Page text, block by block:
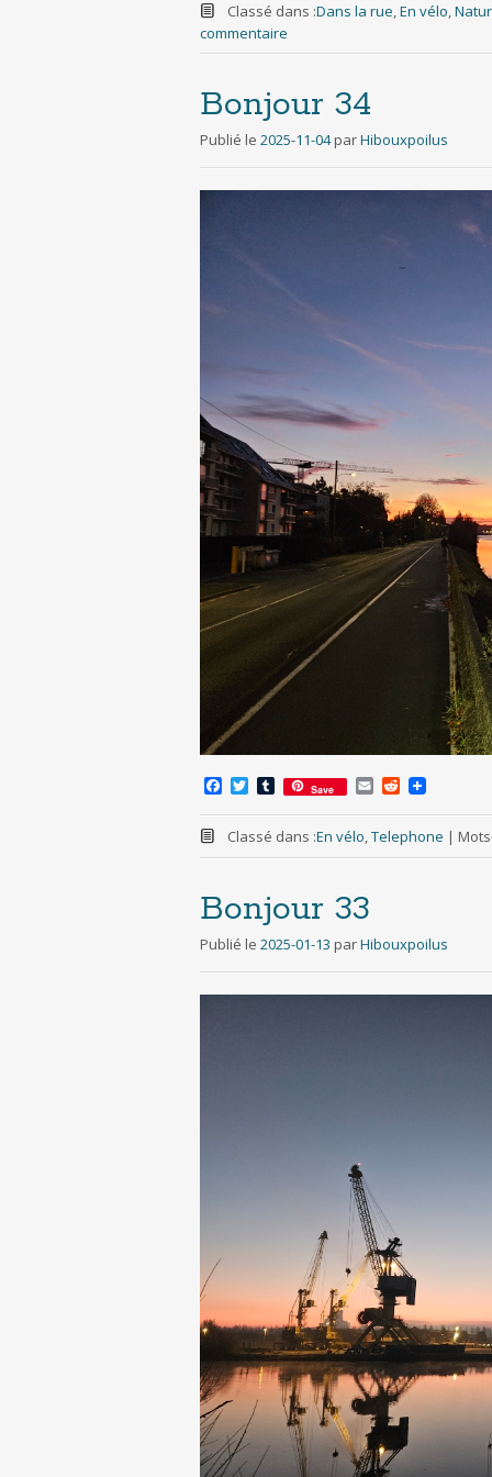
e
b
o
t
t
e
b
l
r
i d
t
Classé dans :Dans la rue,En vélo,
commentaire
Bonjour 34
Publié le 2025-11-04 parHibouxpoilus
c
e
b
k
T
i
t
t
T
u
m
b
l
Save E
a
i
l
R
d
d
i
Classé dans :En vélo,Telephone |
Bonjour 33
Publié le 2025-01-13 parHibouxpoilus